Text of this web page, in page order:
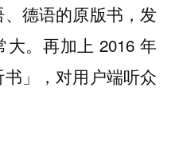
德语的原版书，发
。再加上 2016 年
」，对用户端听众